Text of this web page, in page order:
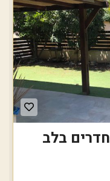
נמכר!!! קוטג' משופץ 6 חדרים בלב